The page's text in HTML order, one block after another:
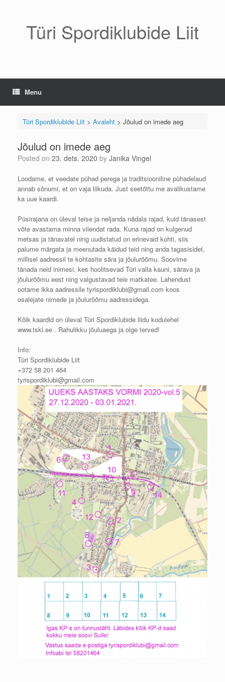
Türi Spordiklubide Liit
Menu
Türi Spordiklubide Liit> Avaleht> Jõulud on imede aeg
Jõulud on imede aeg
Posted on 23. dets. 2020 by Janika Vingel
Loodame, et veedate pühad perega ja traditsiooniline pühadelaud
annab sõnumi, et on vaja liikuda. Just seetõttu me avalikustame
ka uue kaardi.
Püsirajana on üleval teise ja neljanda nädala rajad, kuid tänasest
võte avastama minna viiendat rada. Kuna rajad on kulgenud
metsas ja tänavatel ning uudistatud on erinevaid kohti, siis
palume märgata ja meenutada käidud teid ning anda tagasisidet,
millisel aadressil te kohtasite sära ja jõulurõõmu. Soovime
tänada neid inimesi, kes hoolitsevad Türi valla kauni, särava ja
jõulurõõmu eest ning valgustavad teie matkatee. Lahendust
ootame ikka aadressile tyrispordiklubi@gmail.com koos
osalejate nimede ja jõulurõõmu aadressidega.
Kõik kaardid on üleval Türi Spordiklubide liidu kodulehel
www.tskl.ee . Rahulikku jõuluaega ja olge terved!
Info:
Türi Spordiklubide Liit
+372 58 201 464
tyrispordiklubi@gmail.com